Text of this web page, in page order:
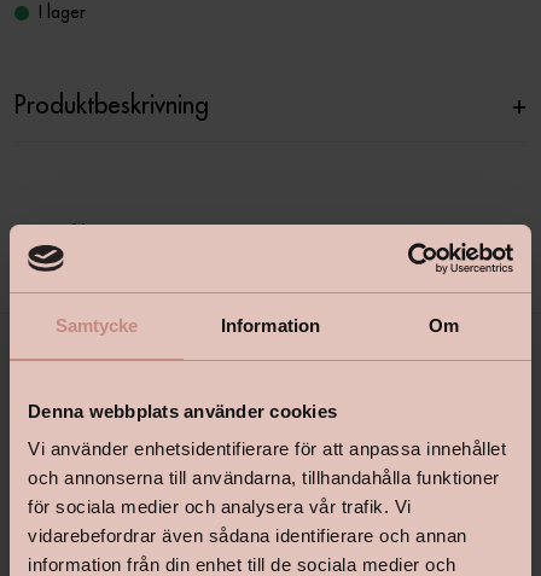
Samtycke Information Om
Denna webbplats använder cookies
Vi använder enhetsidentifierare för att anpassa innehållet
och annonserna till användarna, tillhandahålla funktioner
för sociala medier och analysera vår trafik. Vi
vidarebefordrar även sådana identifierare och annan
information från din enhet till de sociala medier och
I lager
Produktbeskrivning +
Specifikationer +
shop@happyhomes.se